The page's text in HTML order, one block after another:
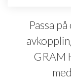
Passa
GRAM